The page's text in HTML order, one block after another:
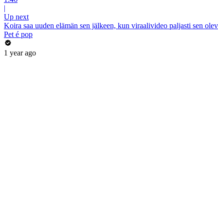
|
Up next
Koira saa uuden elämän sen jälkeen, kun viraalivideo paljasti sen
Pet é pop
1 year ago